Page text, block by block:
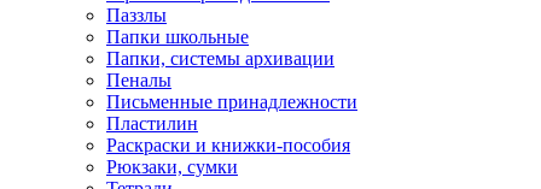
Паззлы
Папки школьные
Папки, системы архивации
Пеналы
Письменные принадлежности
Пластилин
Раскраски и книжки-пособия
Рюкзаки, сумки